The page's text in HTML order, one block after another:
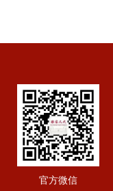
官方微信